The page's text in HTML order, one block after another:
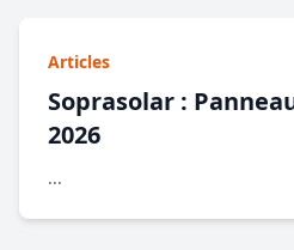
Articles
Soprasolar :
2026
...